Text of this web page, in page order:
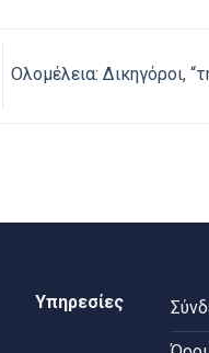
Ολομέλεια: Δικηγόροι,
Υπηρεσίες